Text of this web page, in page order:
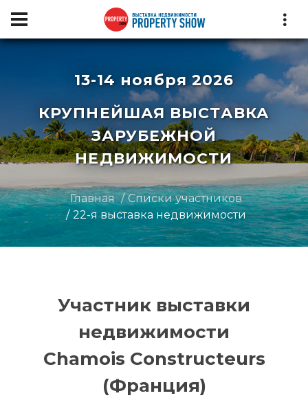
13-14 ноября 2026
КРУПНЕЙШАЯ ВЫСТАВКА
ЗАРУБЕЖНОЙ
НЕДВИЖИМОСТИ
Главная
Списки участников
22-я выставка недвижимости
Участник выставки
недвижимости
Chamois Constructeurs
(Франция)